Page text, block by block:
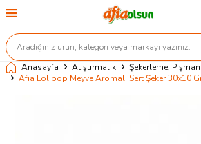
Anasayfa Atıştırmalık Şekerleme,
Afia Lolipop Meyve Aromalı Sert Şeker 30x10